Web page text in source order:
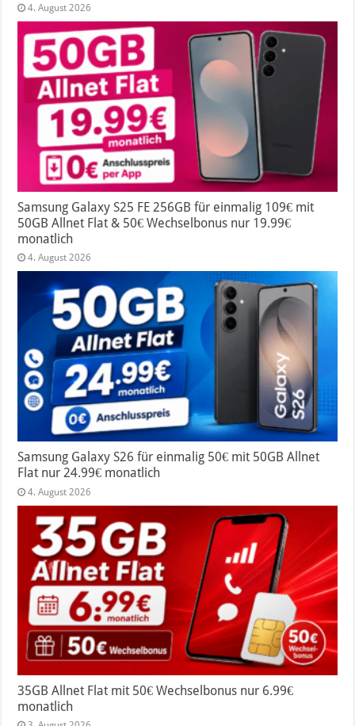
4. August 2026
Samsung Galaxy S25 FE 256GB für einmalig 109€ mit
50GB Allnet Flat & 50€ Wechselbonus nur 19.99€
monatlich
4. August 2026
Samsung Galaxy S26 für einmalig 50€ mit 50GB Allnet
Flat nur 24.99€ monatlich
4. August 2026
35GB Allnet Flat mit 50€ Wechselbonus nur 6.99€
monatlich